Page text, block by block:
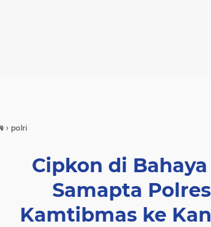
› polri
Cipkon di
Samapta
Kamtibmas ke